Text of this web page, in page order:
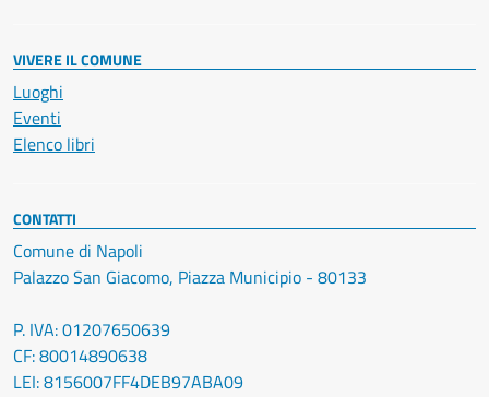
VIVERE IL COMUNE
Luoghi
Eventi
Elenco libri
CONTATTI
Comune di Napoli
Palazzo San Giacomo, Piazza Municipio - 80133
P. IVA: 01207650639
CF: 80014890638
LEI: 8156007FF4DEB97ABA09